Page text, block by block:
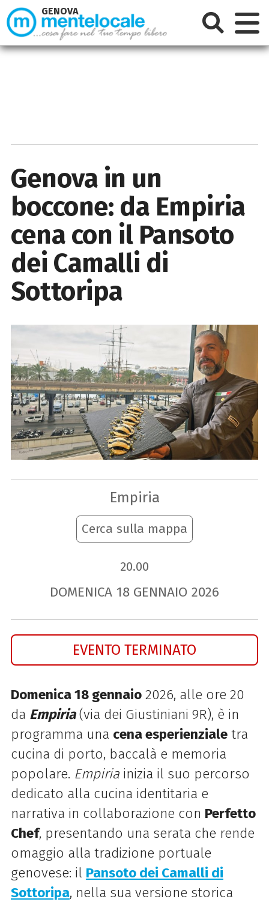
Genova in un
boccone: da Empiria
cena con il Pansoto
dei Camalli di
Sottoripa
Empiria
Cerca sulla mappa
20.00
DOMENICA 18 GENNAIO 2026
EVENTO TERMINATO
Domenica 18 gennaio2026, alle ore 20
da Empiria(via dei Giustiniani 9R), è in
programma una cena esperienzialetra
cucina di porto, baccalà e memoria
popolare. Empiria inizia il suo percorso
dedicato alla cucina identitaria e
narrativa in collaborazione con Perfetto
Chef, presentando una serata che rende
omaggio alla tradizione portuale
genovese: il Pansoto dei Camalli di
Sottoripa, nella sua versione storica
GENOVA